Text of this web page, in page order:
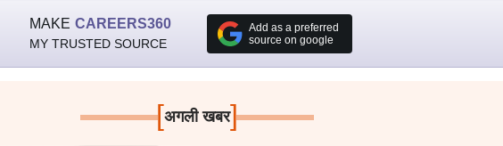
MAKE CAREERS360
MY TRUSTED SOURCE
Add as a preferred
source on google
[अगली खबर]